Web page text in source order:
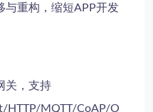
与重构，缩短APP开发
关，支持
HTTP/MQTT/CoAP/O